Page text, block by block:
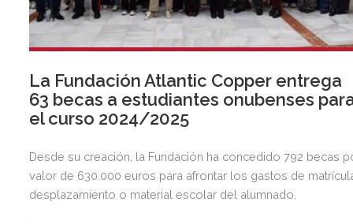
La Fundación Atlantic Copper entrega
63 becas a estudiantes onubenses
el curso 2024/2025
Desde su creación, la Fundación ha concedido 792 becas
valor de 630.000 euros para afrontar los gastos de
desplazamiento o material escolar del alumnado.